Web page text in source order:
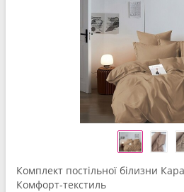
Комплект постільної білизни
Комфорт-текстиль